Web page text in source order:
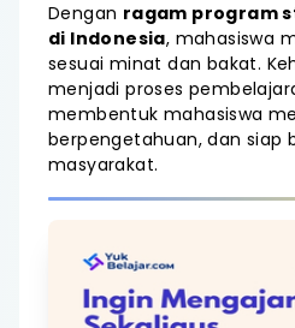
Dengan ragam program
di Indonesia, mahasiswa
sesuai minat dan bakat.
menjadi proses
membentuk mahasiswa
berpengetahuan, dan siap
masyarakat.